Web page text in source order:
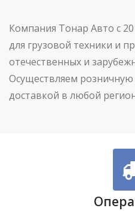
Компания Тонар Авто с
для грузовой техники и
отечественных и
Осуществляем
доставкой в любой